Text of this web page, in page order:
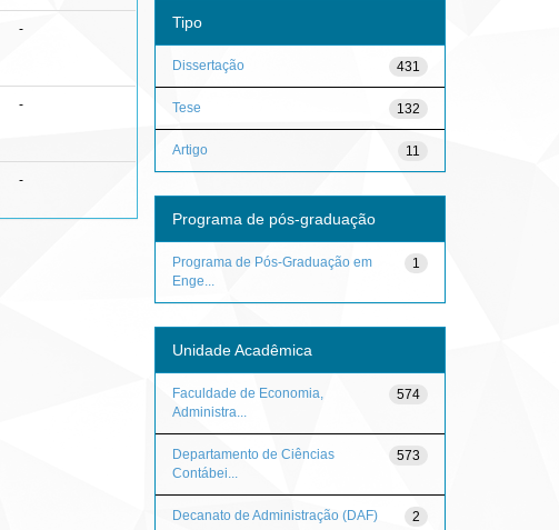
-
-
-
Tipo
431
Dissertação
132
Tese
11
Artigo
Programa de pós-graduação
1
Programa de Pós-Graduação em
Enge...
Unidade Acadêmica
574
Faculdade de Economia,
Administra...
573
Departamento de Ciências
Contábei...
2
Decanato de Administração (DAF)